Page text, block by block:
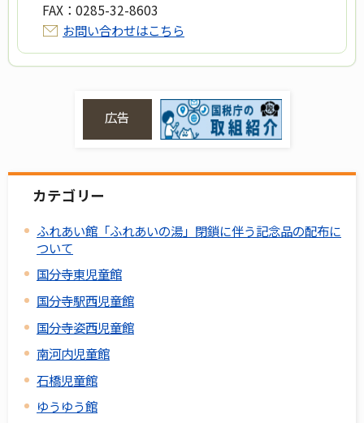
FAX： 0285-32-8603
お問い合わせはこちら
広告
カテゴリー
ふれあい館「ふれあいの湯」閉鎖に伴う記念品の配布に
ついて
国分寺東児童館
国分寺駅西児童館
国分寺姿西児童館
南河内児童館
石橋児童館
ゆうゆう館